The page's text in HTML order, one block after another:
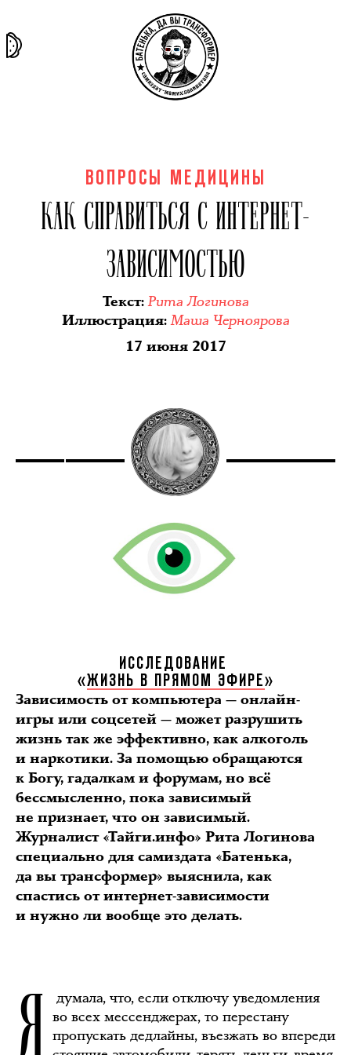
ВОПРОСЫ МЕДИЦИНЫ
КАК СПРАВИТЬСЯ С ИНТЕРНЕТ-
ЗАВИСИМОСТЬЮ
Текст:Рита Логинова
Иллюстрация:Маша Черноярова
17 июня 2017
ИССЛЕДОВАНИЕ
«ЖИЗНЬ В ПРЯМОМ ЭФИРЕ»
Зависимость от компьютера — онлайн-
игры или соцсетей — может разрушить
жизнь так же эффективно, как алкоголь
и наркотики. За помощью обращаются
к Богу, гадалкам и форумам, но всё
бессмысленно, пока зависимый
не признает, что он зависимый.
Журналист «Тайги.инфо» Рита Логинова
специально для самиздата «Батенька,
да вы трансформер» выяснила, как
спастись от интернет-зависимости
и нужно ли вообще это делать.
Я
думала, что, если отключу уведомления
во всех мессенджерах, то перестану
пропускать дедлайны, въезжать во впереди